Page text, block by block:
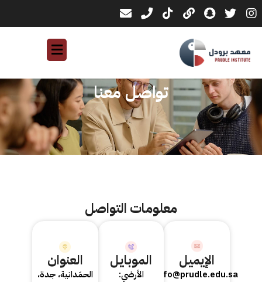
تواصل معنا
معلومات التواصل
الإيميل
info@prudle.edu.sa
الموبايل
الأرضي:
العنوان
الحمَدانية، جدة،